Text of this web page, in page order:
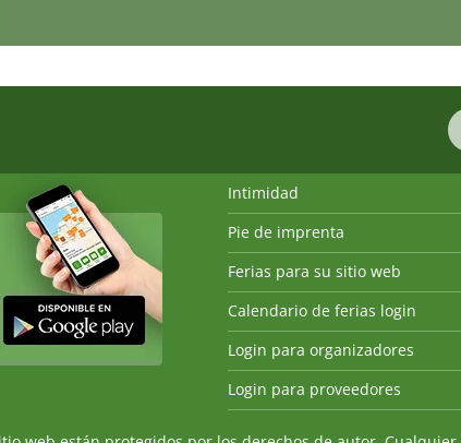
Intimidad
Pie de imprenta
Ferias para su sitio web
Calendario de ferias login
Login para organizadores
Login para proveedores